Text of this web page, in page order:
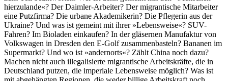
hierzulande«? Der Daimler-Arbeiter? Der migrantische Mitarbeiter
eine Putzfirma? Die urbane Akademikerin? Die Pflegerin aus der
Ukraine? Und was ist gemeint mit ihrer »Lebensweise«? SUV-
Fahren? Im Bioladen einkaufen? In der gläsernen Manufaktur von
Volkswagen in Dresden den E-Golf zusammenbasteln? Bananen im
Supermarkt? Und wo ist »andernorts«? Zählt China noch dazu?
Machen nicht auch illegalisierte migrantische Arbeitskräfte, die in
Deutschland putzen, die imperiale Lebensweise möglich? Was ist